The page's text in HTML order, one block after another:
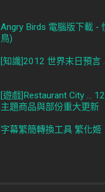
Angry Birds 電腦版下載 -
鳥)
[知識]2012 世界末日預言
[遊戲]Restaurant City ...
主題商品與部份重大更新
字幕繁簡轉換工具 繁化姬